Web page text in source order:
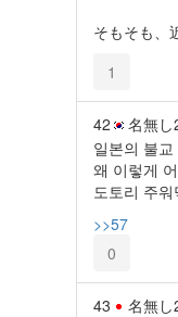
そもそも、
1
42 名無し
일본의 불
왜 이렇게
도토리 주
>>57
0
43 名無し